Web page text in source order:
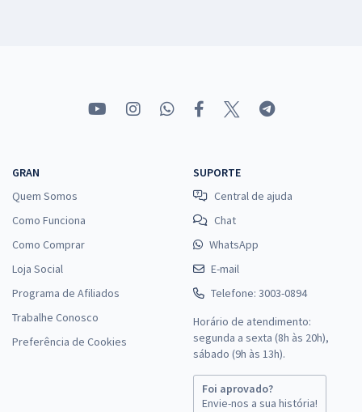
GRAN
Quem Somos
Como Funciona
Como Comprar
Loja Social
Programa de Afiliados
Trabalhe Conosco
Preferência de Cookies
SUPORTE
Central de ajuda
Chat
WhatsApp
E-mail
Telefone: 3003-0894
Horário de atendimento:
segunda a sexta (8h às 20h),
sábado (9h às 13h).
Foi aprovado?
Envie-nos a sua história!